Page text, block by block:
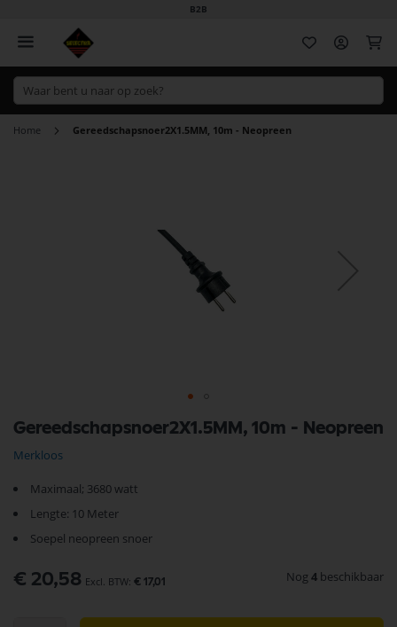
B2B
Home Gereedschapsnoer2X1.5MM, 10m - Neopreen
Gereedschapsnoer2X1.5MM, 10m - Neopreen
Merkloos
Maximaal; 3680 watt
Lengte: 10 Meter
Soepel neopreen snoer
€ 20,58 € 17,01 Nog 4 beschikbaar
naar
het
begin
de
afbeeldingen-